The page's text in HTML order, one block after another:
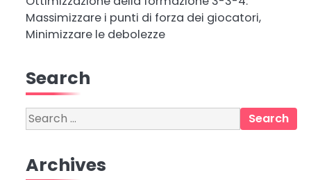
Massimizzare i punti di forza dei giocatori,
Minimizzare le debolezze
Search
Search
for:
Archives